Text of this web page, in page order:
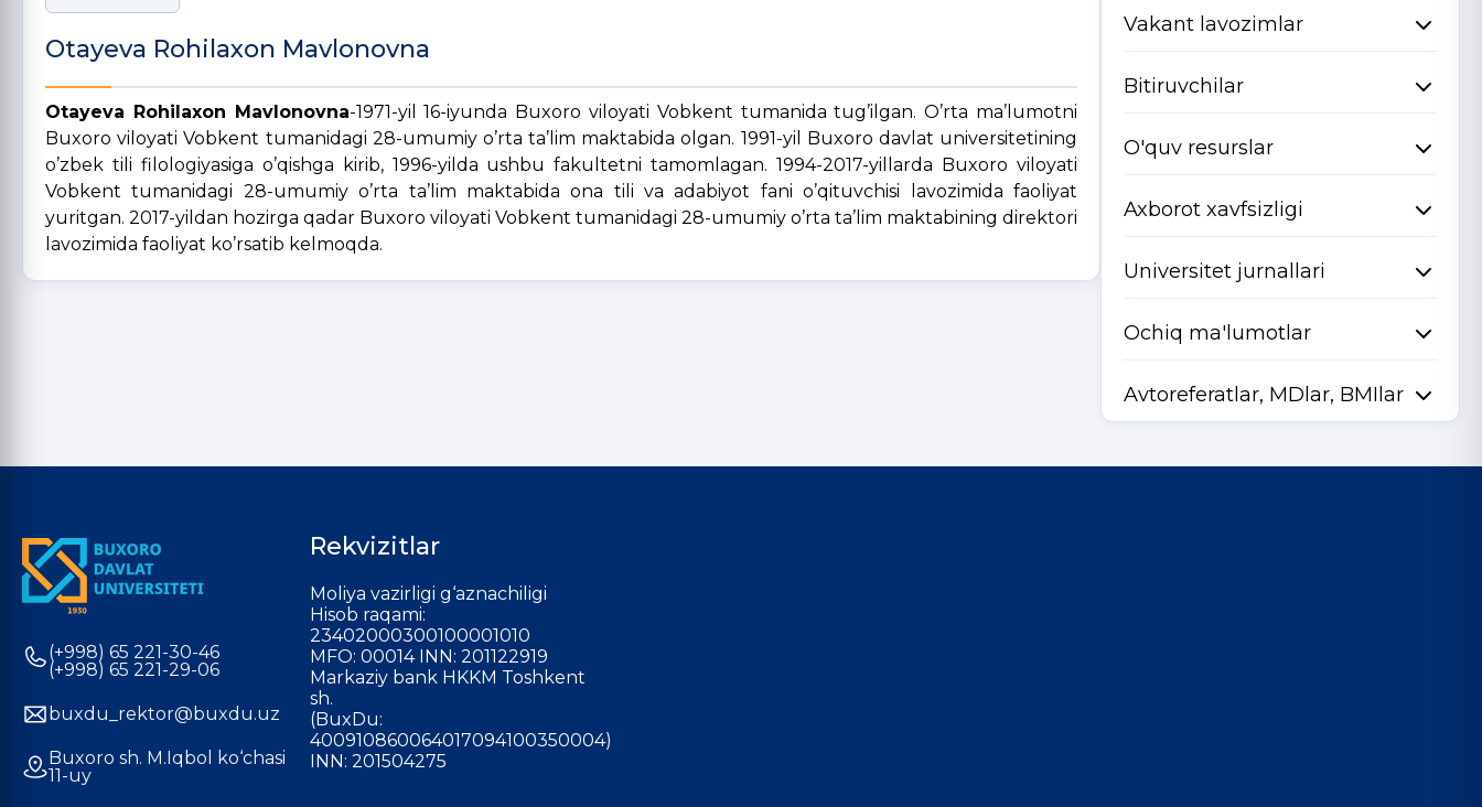
Otayeva Rohilaxon Mavlonovna
Otayeva Rohilaxon Mavlonovna-1971-yil 16-iyunda Buxoro viloyati Vobkent tumanida tug’ilgan. O’rta ma’lumotni
Buxoro viloyati Vobkent tumanidagi 28-umumiy o’rta ta’lim maktabida olgan. 1991-yil Buxoro davlat universitetining
o’zbek tili filologiyasiga o’qishga kirib, 1996-yilda ushbu fakultetni tamomlagan. 1994-2017-yillarda Buxoro viloyati
Vobkent tumanidagi 28-umumiy o’rta ta’lim maktabida ona tili va adabiyot fani o’qituvchisi lavozimida faoliyat
yuritgan. 2017-yildan hozirga qadar Buxoro viloyati Vobkent tumanidagi 28-umumiy o’rta ta’lim maktabining direktori
lavozimida faoliyat ko’rsatib kelmoqda.
Vakant lavozimlar
Bitiruvchilar
O'quv resurslar
Axborot xavfsizligi
Universitet jurnallari
Ochiq ma'lumotlar
Avtoreferatlar, MDlar, BMIlar
(+998) 65 221-30-46
(+998) 65 221-29-06
buxdu_rektor@buxdu.uz
Buxoro sh. M.Iqbol ko‘chasi
11-uy
Rekvizitlar
Moliya vazirligi g‘aznachiligi
Hisob raqami:
23402000300100001010
MFO: 00014 INN: 201122919
Markaziy bank HKKM Toshkent
sh.
(BuxDu:
400910860064017094100350004)
INN: 201504275